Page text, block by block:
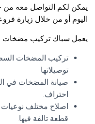
يمكن لكم التواصل معه من
اليوم أو من خلال زيارة
يعمل سباك تركيب مضخات
تركيب المضخات
توصيلاتها.
صيانة المضخات في
احتراف.
اصلاح مختلف
قطعة تالفة فيها.